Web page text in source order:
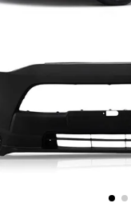
calha chuva